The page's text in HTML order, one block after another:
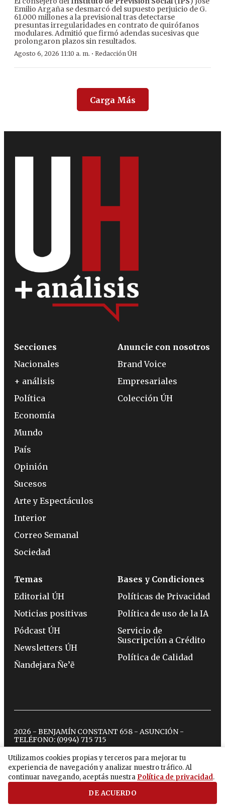
Emilio Argaña se desmarcó del supuesto perjuicio de G.
61.000 millones a la previsional tras detectarse
presuntas irregularidades en contrato de quirófanos
modulares. Admitió que firmó adendas sucesivas que
prolongaron plazos sin resultados.
Agosto 6, 2026 11:10 a. m. · Redacción ÚH
Carga Más
Utilizamos cookies propias y terceros para mejorar tu
experiencia de navegación y analizar nuestro tráfico. Al
continuar navegando, aceptás nuestra Política de privacidad.
DE ACUERDO
Secciones
Nacionales
+ análisis
Política
Economía
Mundo
País
Opinión
Sucesos
Arte y Espectáculos
Interior
Correo Semanal
Sociedad
Anuncie con nosotros
Brand Voice
Empresariales
Colección ÚH
Temas
Editorial ÚH
Noticias positivas
Pódcast ÚH
Newsletters ÚH
Ñandejara Ñe’ẽ
Bases y Condiciones
Políticas de Privacidad
Política de uso de la IA
Servicio de
Suscripción a Crédito
Política de Calidad
2026 - BENJAMÍN CONSTANT 658 - ASUNCIÓN -
TELÉFONO: (0994) 715 715
twitterinstagram
facebook
tiktokyoutubespotify